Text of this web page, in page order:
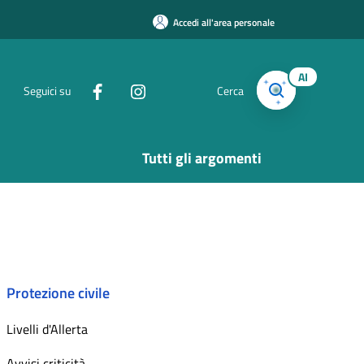
Accedi all'area personale
Seguici su Cerca
AI
Tutti gli argomenti
Protezione civile
Livelli d'Allerta